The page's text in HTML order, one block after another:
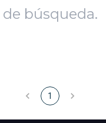
de búsqueda.
1